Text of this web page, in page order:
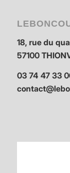
18, rue du
57100
03 74 47 33